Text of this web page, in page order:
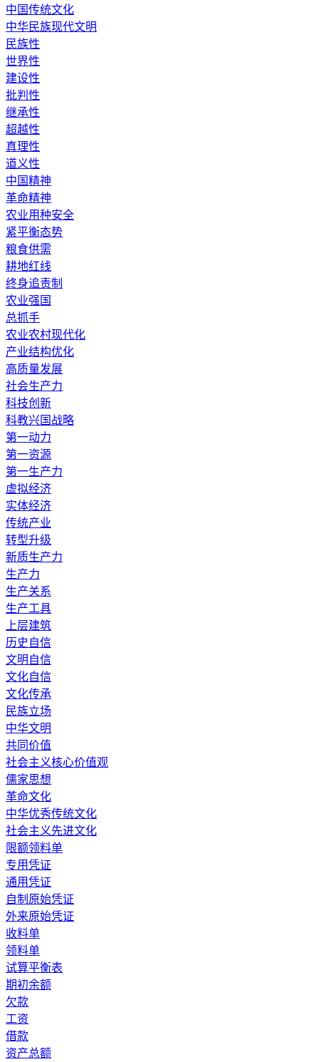
中国传统文化
中华民族现代文明
民族性
世界性
建设性
批判性
继承性
超越性
真理性
道义性
中国精神
革命精神
农业用种安全
紧平衡态势
粮食供需
耕地红线
终身追责制
农业强国
总抓手
农业农村现代化
产业结构优化
高质量发展
社会生产力
科技创新
科教兴国战略
第一动力
第一资源
第一生产力
虚拟经济
实体经济
传统产业
转型升级
新质生产力
生产力
生产关系
生产工具
上层建筑
历史自信
文明自信
文化自信
文化传承
民族立场
中华文明
共同价值
社会主义核心价值观
儒家思想
革命文化
中华优秀传统文化
社会主义先进文化
限额领料单
专用凭证
通用凭证
自制原始凭证
外来原始凭证
收料单
领料单
试算平衡表
期初余额
欠款
工资
借款
资产总额